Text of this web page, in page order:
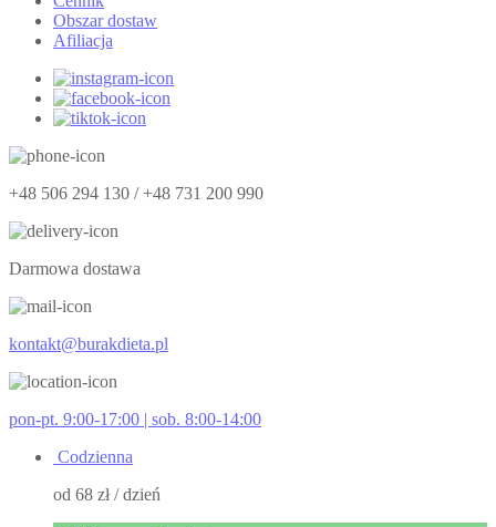
Obszar dostaw
Afiliacja
+48 506 294 130 / +48 731 200 990
Darmowa dostawa
kontakt@burakdieta.pl
pon-pt. 9:00-17:00 | sob. 8:00-14:00
Codzienna
od 68 zł/ dzień